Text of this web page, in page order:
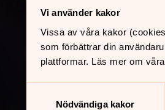
Vi använder kakor
Vissa av våra kakor
som förbättrar din
plattformar. Läs mer om
Nödvändiga kakor